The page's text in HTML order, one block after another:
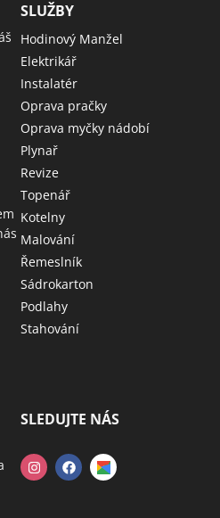
SLUŽBY
Hodinový Manžel
Elektrikář
Instalatér
Oprava pračky
Oprava myčky nádobí
Plynař
Revize
Topenář
Kotelny
Malování
Řemeslník
Sádrokarton
Podlahy
Stahování
SLEDUJTE NÁS